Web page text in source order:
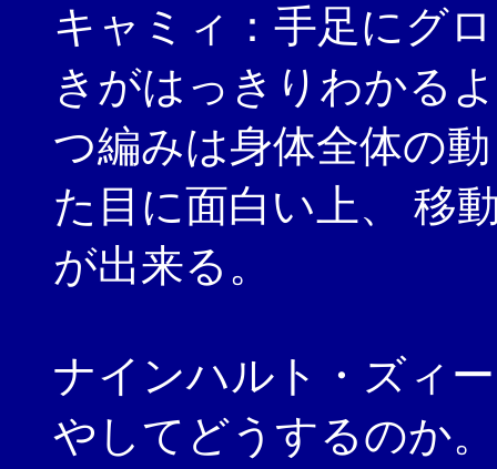
キャミィ：手足にグ
きがはっきりわかる
つ編みは身体全体の
た目に面白い上、 移
が出来る。
ナインハルト・ズィ
やしてどうするのか